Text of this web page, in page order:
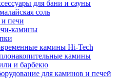
для бани и сауны
соль
печи
камины
камины Hi-Tech
камины
и барбекю
для каминов и печей